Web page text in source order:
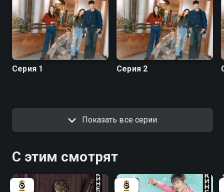
Серия 1 Серия 2
Показать все серии
С этим смотрят